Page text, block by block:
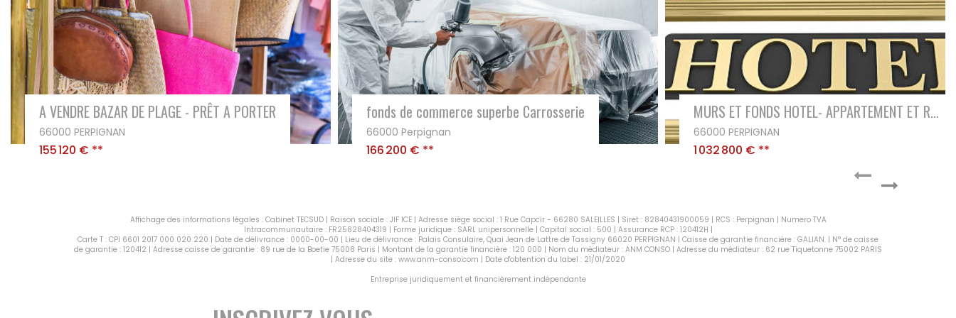
fonds de commerce superbe Carrosserie
66000 Perpignan
166 200 € **
MURS ET FONDS HOTEL- APPARTEMENT ET RESTAURANT
66000 PERPIGNAN
1 032 800 € **
HOTEL BUREAU - QUARTIER COSSU
66000 PERPIGNAN
328 800 €**
Affichage des informations légales : Cabinet TECSUD | Raison sociale : JIF ICE | Adresse siège social : 1 Rue Capcir - 66280 SALEILLES | Siret : 82840431900059 | RCS : Perpignan | Numero TVA
Intracommunautaire : FR25828404319 | Forme juridique : SARL unipersonnelle | Capital social : 500 | Assurance RCP : 120412H |
Carte T : CPI 6601 2017 000 020 220 | Date de délivrance : 0000-00-00 | Lieu de délivrance : Palais Consulaire, Quai Jean de Lattre de Tassigny 66020 PERPIGNAN | Caisse de garantie financière : GALIAN. | N° de caisse
de garantie : 120412 | Adresse caisse de garantie : 89 rue de la Boetie 75008 Paris | Montant de la garantie financière : 120 000 | Nom du médiateur : ANM CONSO | Adresse du médiateur : 62 rue Tiquetonne 75002 PARIS
| Adresse du site : www.anm-conso.com | Date d'obtention du label : 21/01/2020
Entreprise juridiquement et financièrement indépendante